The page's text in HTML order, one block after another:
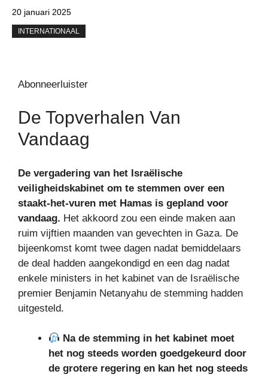
20 januari 2025
INTERNATIONAAL
Abonneerluister
De Topverhalen Van
Vandaag
De vergadering van het Israëlische
veiligheidskabinet om te stemmen over een
staakt-het-vuren met Hamas is gepland voor
vandaag. Het akkoord zou een einde maken aan
ruim vijftien maanden van gevechten in Gaza. De
bijeenkomst komt twee dagen nadat bemiddelaars
de deal hadden aangekondigd en een dag nadat
enkele ministers in het kabinet van de Israëlische
premier Benjamin Netanyahu de stemming hadden
uitgesteld.
Na de stemming in het kabinet moet
het nog steeds worden goedgekeurd door
de grotere regering en kan het nog steeds